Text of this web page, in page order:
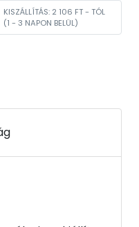
KISZÁLLÍTÁS: 2 106 FT - TÓL
(1 - 3 NAPON BELÜL)